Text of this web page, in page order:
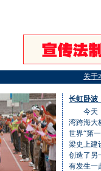
关于
长虹卧
今天，
湾跨海大
世界“第
梁史上建
创造了另
有发生一